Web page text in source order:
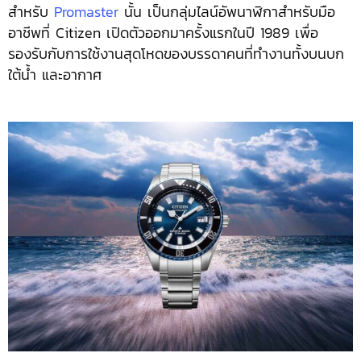
สำหรับ Promaster นั้น เป็นกลุ่มไลน์อัพนาฬิกาสำหรับมือ
อาชีพที่ Citizen เปิดตัวออกมาครั้งแรกในปี 1989 เพื่อ
รองรับกับการใช้งานสุดโหดของบรรดาคนที่ทำงานทั้งบนบก
ใต้น้ำ และอากาศ